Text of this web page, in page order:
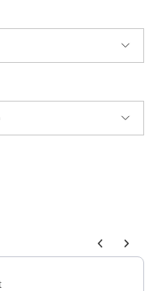
through product add-ons,